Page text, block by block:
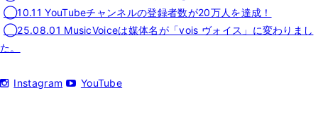
◯10.11 YouTubeチャンネルの登録者数が20万人を達成！
◯25.08.01 MusicVoiceは媒体名が「vois ヴォイス」に変わりまし
た。
Instagram YouTube